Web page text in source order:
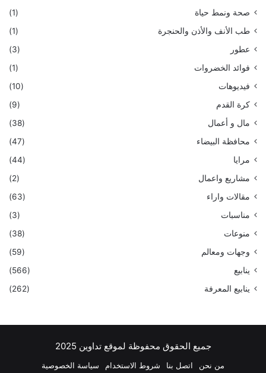
صحة ونمط حياة
(1)
طب الأنف والأذن والحنجرة
(1)
عطور
(3)
فوائد الخضروات
(1)
فيديوهات
(10)
كرة القدم
(9)
مال و أعمال
(38)
محافظة البيضاء
(47)
مرايا
(44)
مشاريع واعمال
(2)
مقالات واراء
(63)
مناسبات
(3)
منوعات
(38)
وجهات ومعالم
(59)
ينابيع
(566)
ينابيع المعرفة
(262)
جميع الحقوق محفوظة لموقع تداوين 2025
من نحن اتصل بنا شروط الاستخدام سياسة الخصوصية